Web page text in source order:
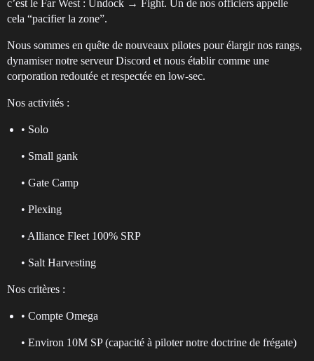
c’est le Far West : Undock → Fight. Un de nos officiers appelle
cela “pacifier la zone”.
Nous sommes en quête de nouveaux pilotes pour élargir nos rangs,
dynamiser notre serveur Discord et nous établir comme une
corporation redoutée et respectée en low-sec.
Nos activités :
• Solo
• Small gank
• Gate Camp
• Plexing
• Alliance Fleet 100% SRP
• Salt Harvesting
Nos critères :
• Compte Omega
• Environ 10M SP (capacité à piloter notre doctrine de frégate)